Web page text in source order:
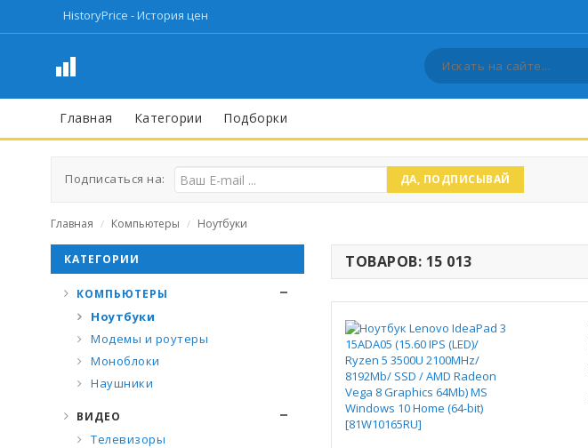
HistoryPrice - История цен
Главная Категории Подборки
Подписаться на: ДА, ПОДПИСЫВАЙ
Главная / Компьютеры / Ноутбуки
ТОВАРОВ: 15 013
КАТЕГОРИИ
КОМПЬЮТЕРЫ
Ноутбуки
Модемы и роутеры
Моноблоки
Наушники
ВИДЕО
Телевизоры